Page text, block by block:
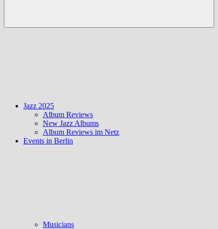
Jazz 2025
Album Reviews
New Jazz Albums
Album Reviews im Netz
Events in Berlin
Musicians